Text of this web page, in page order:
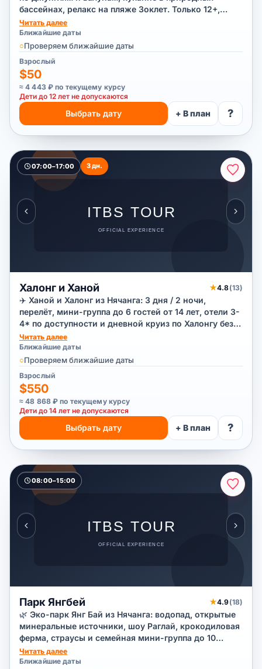
бассейнах, релакс на пляже Зоклет. Только 12+,
группа до 10.
Читать далее
Ближайшие даты
○Проверяем ближайшие даты
Взрослый
$50
≈ 4 443 ₽ по текущему курсу
Дети до 12 лет не допускаются
Выбрать дату + В план ?
07:00–17:00 3 дн.
Халонг и Ханой ★4.8(13)
✈️ Ханой и Халонг из Нячанга: 3 дня / 2 ночи,
перелёт, мини-группа до 6 гостей от 14 лет, отели 3-
4* по доступности и дневной круиз по Халонгу без
ночёвки на корабле.
Читать далее
Ближайшие даты
○Проверяем ближайшие даты
Взрослый
$550
≈ 48 868 ₽ по текущему курсу
Дети до 14 лет не допускаются
Выбрать дату + В план ?
08:00–15:00
Парк Янгбей ★4.9(18)
🌿 Эко-парк Янг Бай из Нячанга: водопад, открытые
минеральные источники, шоу Раглай, крокодиловая
ферма, страусы и семейная мини-группа до 10
человек.
Читать далее
Ближайшие даты